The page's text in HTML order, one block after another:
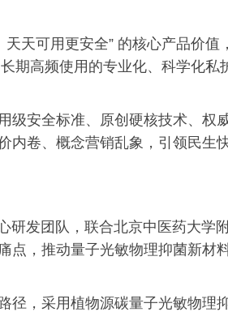
天可用更安全” 的核心产品价值
期高频使用的专业化、科学化私
级安全标准、原创硬核技术、权
内卷、概念营销乱象，引领民生
研发团队，联合北京中医药大学
点，推动量子光敏物理抑菌新材
径，采用植物源碳量子光敏物理